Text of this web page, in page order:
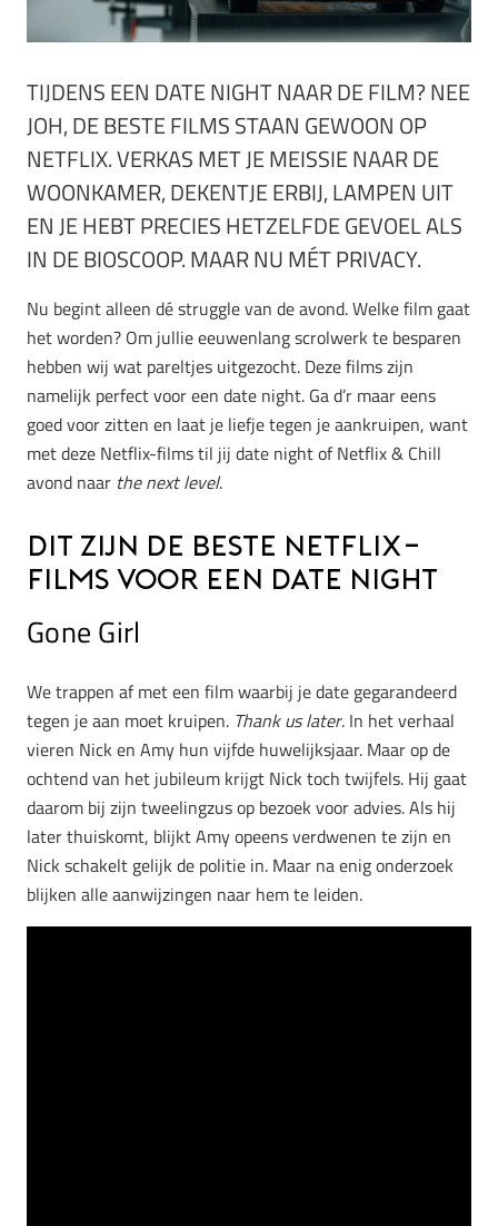
TIJDENS EEN DATE NIGHT NAAR DE FILM? NEE
JOH, DE BESTE FILMS STAAN GEWOON OP
NETFLIX. VERKAS MET JE MEISSIE NAAR DE
WOONKAMER, DEKENTJE ERBIJ, LAMPEN UIT
EN JE HEBT PRECIES HETZELFDE GEVOEL ALS
IN DE BIOSCOOP. MAAR NU MÉT PRIVACY.
Nu begint alleen dé struggle van de avond. Welke film gaat
het worden? Om jullie eeuwenlang scrolwerk te besparen
hebben wij wat pareltjes uitgezocht. Deze films zijn
namelijk perfect voor een date night. Ga d’r maar eens
goed voor zitten en laat je liefje tegen je aankruipen, want
met deze Netflix-films til jij date night of Netflix & Chill
avond naar the next level.
Dit zijn de beste Netflix-
films voor een date night
Gone Girl
We trappen af met een film waarbij je date gegarandeerd
tegen je aan moet kruipen. Thank us later. In het verhaal
vieren Nick en Amy hun vijfde huwelijksjaar. Maar op de
ochtend van het jubileum krijgt Nick toch twijfels. Hij gaat
daarom bij zijn tweelingzus op bezoek voor advies. Als hij
later thuiskomt, blijkt Amy opeens verdwenen te zijn en
Nick schakelt gelijk de politie in. Maar na enig onderzoek
blijken alle aanwijzingen naar hem te leiden.